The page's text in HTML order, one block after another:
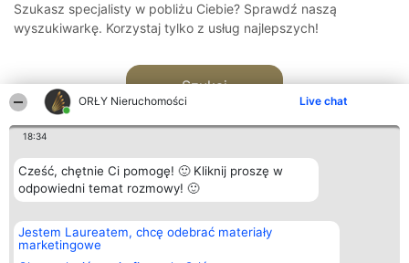
ORŁY Nieruchomości Live chat
18:34
Cześć, chętnie Ci pomogę! 🙂 Kliknij proszę w
odpowiedni temat rozmowy! 🙂
Jestem Laureatem, chcę odebrać materiały
marketingowe
Szukasz specjalisty w pobliżu Ciebie? Sprawdź naszą
wyszukiwarkę. Korzystaj tylko z usług najlepszych!
Szukaj
Organizator plebiscytu
Bright Side Solutions sp. z o.
o. sp. k.
ul. Ruska 22
Plebiscyt
Laureaci
wszystkich
Kontakt
Kontakt